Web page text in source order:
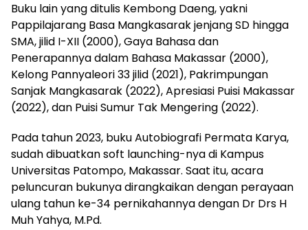
Buku lain yang ditulis Kembong Daeng, yakni
Pappilajarang Basa Mangkasarak jenjang SD hingga
SMA, jilid I-XII (2000), Gaya Bahasa dan
Penerapannya dalam Bahasa Makassar (2000),
Kelong Pannyaleori 33 jilid (2021), Pakrimpungan
Sanjak Mangkasarak (2022), Apresiasi Puisi Makassar
(2022), dan Puisi Sumur Tak Mengering (2022).
Pada tahun 2023, buku Autobiografi Permata Karya,
sudah dibuatkan soft launching-nya di Kampus
Universitas Patompo, Makassar. Saat itu, acara
peluncuran bukunya dirangkaikan dengan perayaan
ulang tahun ke-34 pernikahannya dengan Dr Drs H
Muh Yahya, M.Pd.